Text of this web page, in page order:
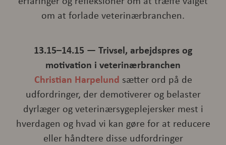
om at forlade veterinærbranchen.
13.15–14.15 — Trivsel, arbejdspres og
motivation i veterinærbranchen
Christian Harpelund sætter ord på de
udfordringer, der demotiverer og belaster
dyrlæger og veterinærsygeplejersker mest i
hverdagen og hvad vi kan gøre for at reducere
eller håndtere disse udfordringer